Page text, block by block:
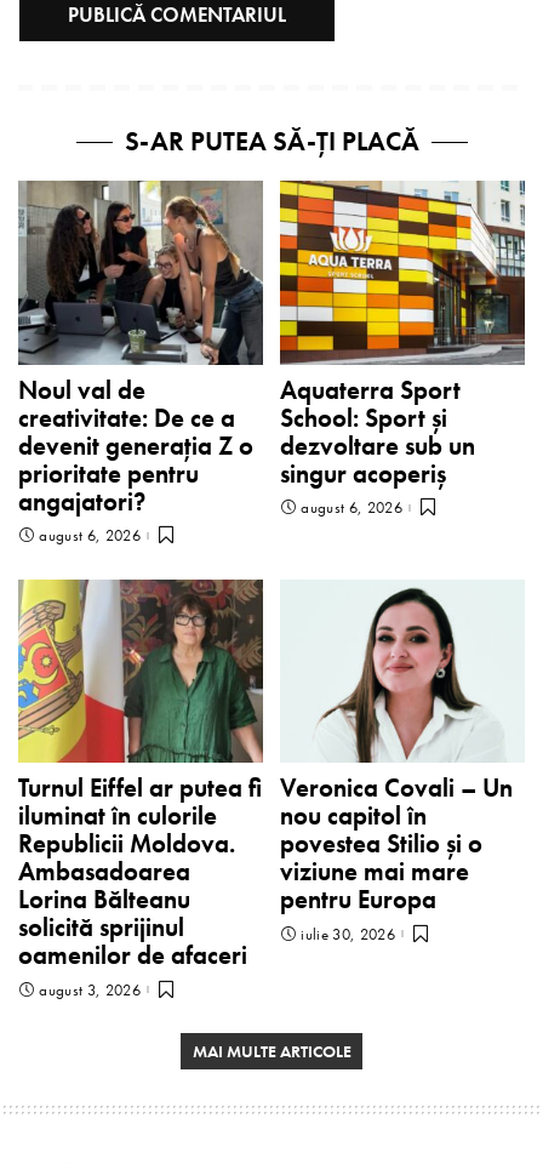
S-AR PUTEA SĂ-ȚI PLACĂ
Noul val de
creativitate: De ce a
devenit generația Z o
prioritate pentru
angajatori?
august 6, 2026
Aquaterra Sport
School: Sport și
dezvoltare sub un
singur acoperiș
august 6, 2026
Turnul Eiffel ar putea fi
iluminat în culorile
Republicii Moldova.
Ambasadoarea
Lorina Bălteanu
solicită sprijinul
oamenilor de afaceri
august 3, 2026
Veronica Covali – Un
nou capitol în
povestea Stilio și o
viziune mai mare
pentru Europa
iulie 30, 2026
MAI MULTE ARTICOLE